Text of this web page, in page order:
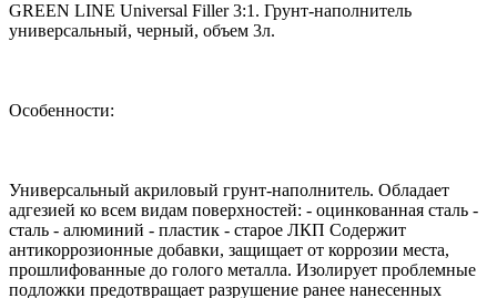
GREEN LINE Universal Filler 3:1. Грунт-наполнитель
универсальный, черный, объем 3л.
Особенности:
Универсальный акриловый грунт-наполнитель. Обладает
адгезией ко всем видам поверхностей: - оцинкованная сталь -
сталь - алюминий - пластик - старое ЛКП Содержит
антикоррозионные добавки, защищает от коррозии места,
прошлифованные до голого металла. Изолирует проблемные
подложки предотвращает разрушение ранее нанесенных